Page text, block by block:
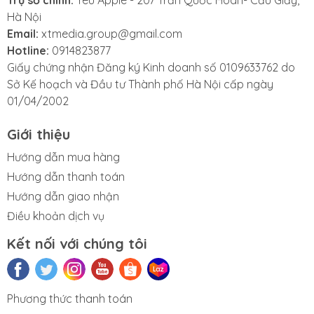
Sửa iMac Sửa AirPods
Về mặt hiển thị, iPad Air M2 vẫn sử dụng tấm nền
Liquid Retina với độ phân giải cao. Tuy nhiên, năm
inch và cung cấp thêm tùy chọn 13 inch.
Hà Nội
Email: xtmedia.group@gmail.com
Hotline: 0914823877
Giấy chứng nhận Đăng ký Kinh doanh số 0109633762 do
Sở Kế hoạch và Đầu tư Thành phố Hà Nội cấp ngày
01/04/2002
Giới thiệu
Hướng dẫn mua hàng
Hướng dẫn thanh toán
Hướng dẫn giao nhận
Điều khoản dịch vụ
Kết nối với chúng tôi
Phương thức thanh toán